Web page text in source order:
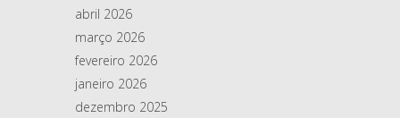
abril 2026
março 2026
fevereiro 2026
janeiro 2026
dezembro 2025